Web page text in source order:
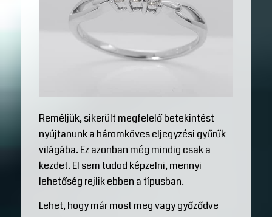
Reméljük, sikerült megfelelő betekintést
nyújtanunk a háromköves eljegyzési gyűrűk
világába. Ez azonban még mindig csak a
kezdet. El sem tudod képzelni, mennyi
lehetőség rejlik ebben a típusban.
Lehet, hogy már most meg vagy győződve